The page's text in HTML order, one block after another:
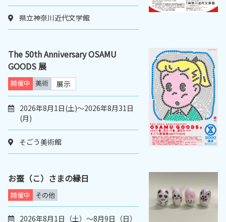
県立神奈川近代文学館
The 50th Anniversary OSAMU
GOODS 展
開催中 美術 展示
2026年8月1日(土)～2026年8月31日
(月)
そごう美術館
お蚕（こ）さまの縁日
開催中 その他
2026年8月1日（土）～8月9日（日）